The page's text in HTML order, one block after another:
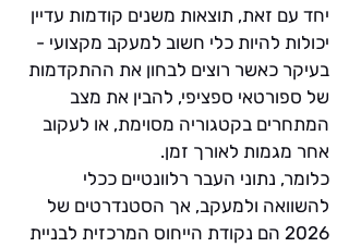
יחד עם זאת, תוצאות משנים קודמות עדיין
יכולות להיות כלי חשוב למעקב מקצועי -
בעיקר כאשר רוצים לבחון את ההתקדמות
של ספורטאי ספציפי, להבין את מצב
המתחרים בקטגוריה מסוימת, או לעקוב
אחר מגמות לאורך זמן.
כלומר, נתוני העבר רלוונטיים ככלי
להשוואה ולמעקב, אך הסטנדרטים של
2026 הם נקודת הייחוס המרכזית לבניית